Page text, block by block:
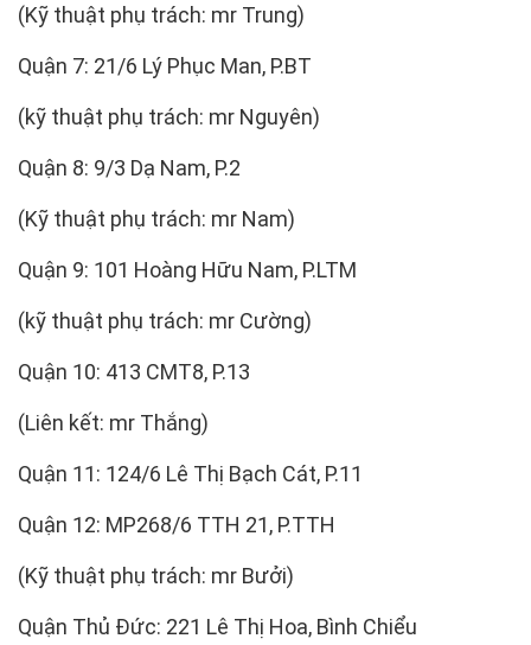
(Kỹ thuật phụ trách: mr Trung)
Quận 7: 21/6 Lý Phục Man, P.BT
(kỹ thuật phụ trách: mr Nguyên)
Quận 8: 9/3 Dạ Nam, P.2
(Kỹ thuật phụ trách: mr Nam)
Quận 9: 101 Hoàng Hữu Nam, P.LTM
(kỹ thuật phụ trách: mr Cường)
Quận 10: 413 CMT8, P.13
(Liên kết: mr Thắng)
Quận 11: 124/6 Lê Thị Bạch Cát, P.11
Quận 12: MP268/6 TTH 21, P.TTH
(Kỹ thuật phụ trách: mr Bưởi)
Quận Thủ Đức: 221 Lê Thị Hoa, Bình Chiểu